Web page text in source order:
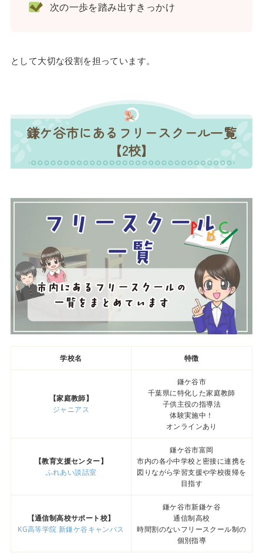
次の一歩を踏み出すきっかけ
として大切な役割を担っています。
鎌ケ谷市にあるフリースクール一覧
【2校】
学校名 特徴
【家庭教師】
ジャニアス
鎌ケ谷市
千葉県に特化した家庭教師
子供主役の指導法
体験実施中！
オンラインあり
【教育支援センター】
ふれあい談話室
鎌ケ谷市富岡
市内の各小中学校と密接に連携を
図りながら学習支援や学校復帰を
目指す
【通信制高校サポート校】
KG高等学院 新鎌ケ谷キャンパス
鎌ケ谷市新鎌ケ谷
通信制高校
時間割のないフリースクール制の
個別指導